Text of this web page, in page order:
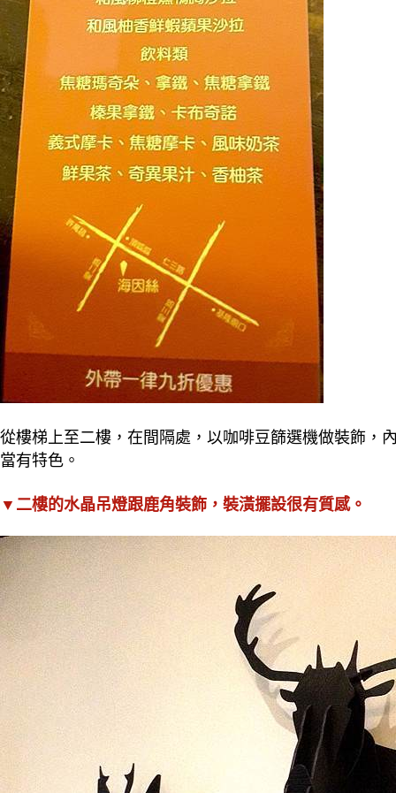
從樓梯上至二樓，在間隔處，以咖啡豆篩選機做裝飾，
當有特色。
▼二樓的水晶吊燈跟鹿角裝飾，裝潢擺設很有質感。